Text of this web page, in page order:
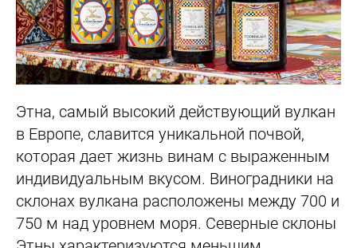
Этна, самый высокий действующий вулкан
в Европе, славится уникальной почвой,
которая дает жизнь винам с выраженным
индивидуальным вкусом. Виноградники на
склонах вулкана расположены между 700 и
750 м над уровнем моря. Северные склоны